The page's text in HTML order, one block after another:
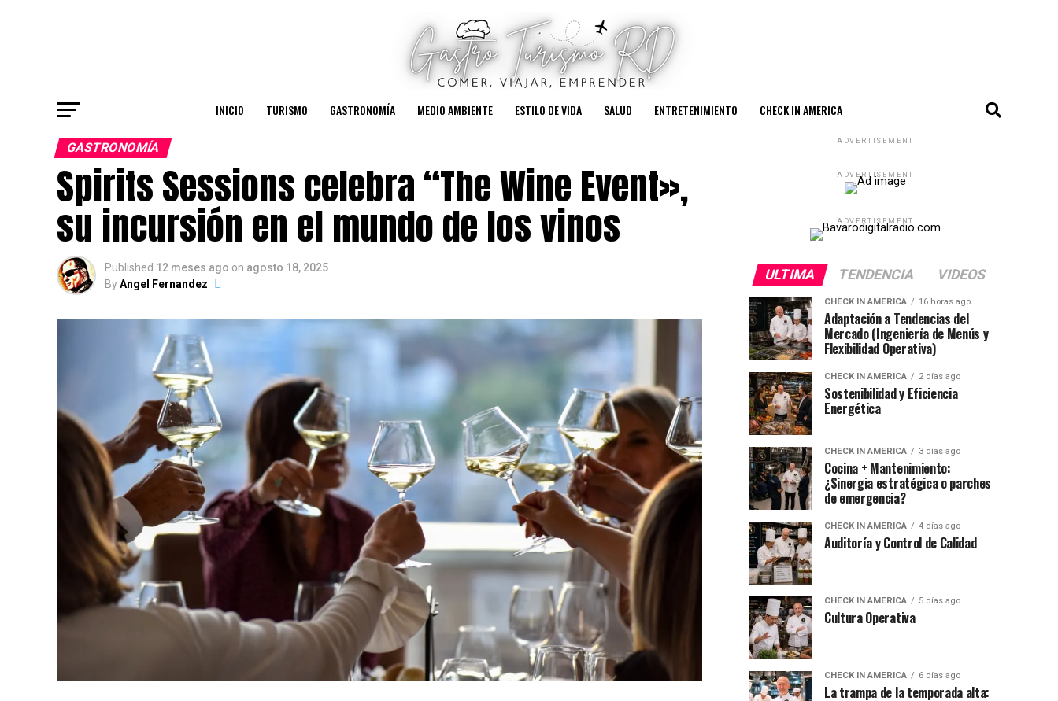
INICIO TURISMO GASTRONOMÍA MEDIO AMBIENTE ESTILO DE VIDA SALUD ENTRETENIMIENTO CHECK IN AMERICA
GASTRONOMÍA
Spirits Sessions celebra “The Wine Event»,
su incursión en el mundo de los vinos
Published 12 meses ago on agosto 18, 2025
ByAngel Fernandez
ADVERTISEMENT
ADVERTISEMENT
ADVERTISEMENT
ULTIMA TENDENCIA VIDEOS
CHECK IN AMERICA 16 horas ago
Adaptación a Tendencias del
Mercado (Ingeniería de Menús y
Flexibilidad Operativa)
CHECK IN AMERICA 2 días ago
Sostenibilidad y Eficiencia
Energética
CHECK IN AMERICA 3 días ago
Cocina + Mantenimiento:
¿Sinergia estratégica o parches
de emergencia?
CHECK IN AMERICA 4 días ago
Auditoría y Control de Calidad
CHECK IN AMERICA 5 días ago
Cultura Operativa
CHECK IN AMERICA 6 días ago
La trampa de la temporada alta: